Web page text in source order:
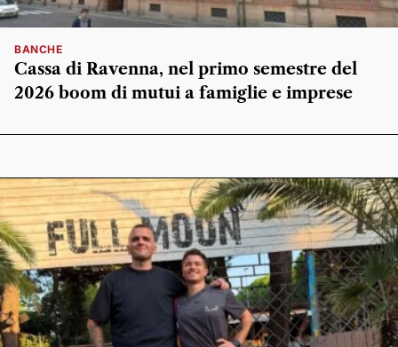
BANCHE
Cassa di Ravenna, nel primo semestre del
2026 boom di mutui a famiglie e imprese